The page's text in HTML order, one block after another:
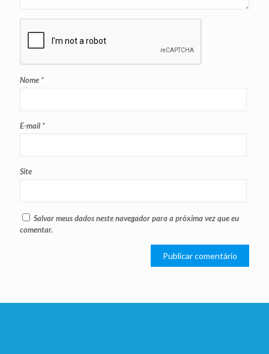
Nome *
E-mail *
Site
Salvar meus dados neste navegador para a próxima vez que eu
comentar.